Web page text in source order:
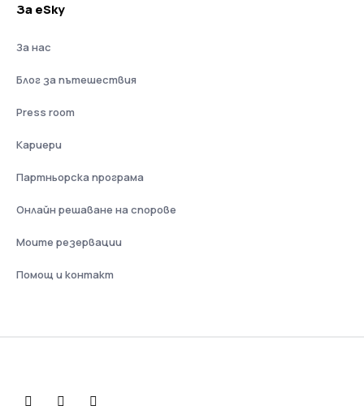
За eSky
За нас
Блог за пътешествия
Press room
Кариери
Партньорска програма
Онлайн решаване на спорове
Моите резервации
Помощ и контакт